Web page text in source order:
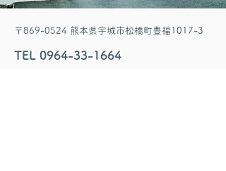
〒869-0524 熊本県宇城市松橋町豊福1017-3
TEL 0964-33-1664